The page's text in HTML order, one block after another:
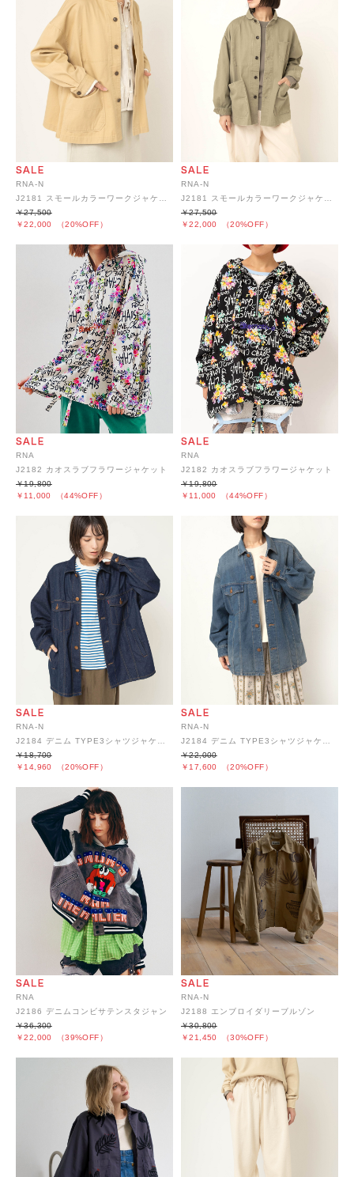
RNA-N
￥22,000 （20%OFF）
￥27,500
RNA-N
￥22,000 （20%OFF）
￥27,500
RNA
J2182 カオスラブフラワージャケット
￥11,000 （44%OFF）
￥19,800
RNA
J2182 カオスラブフラワージャケット
￥11,000 （44%OFF）
￥19,800
RNA-N
￥14,960 （20%OFF）
￥18,700
RNA-N
￥17,600 （20%OFF）
￥22,000
RNA
J2186 デニムコンビサテンスタジャン
￥22,000 （39%OFF）
￥36,300
RNA-N
J2188 エンブロイダリーブルゾン
￥21,450 （30%OFF）
￥30,800